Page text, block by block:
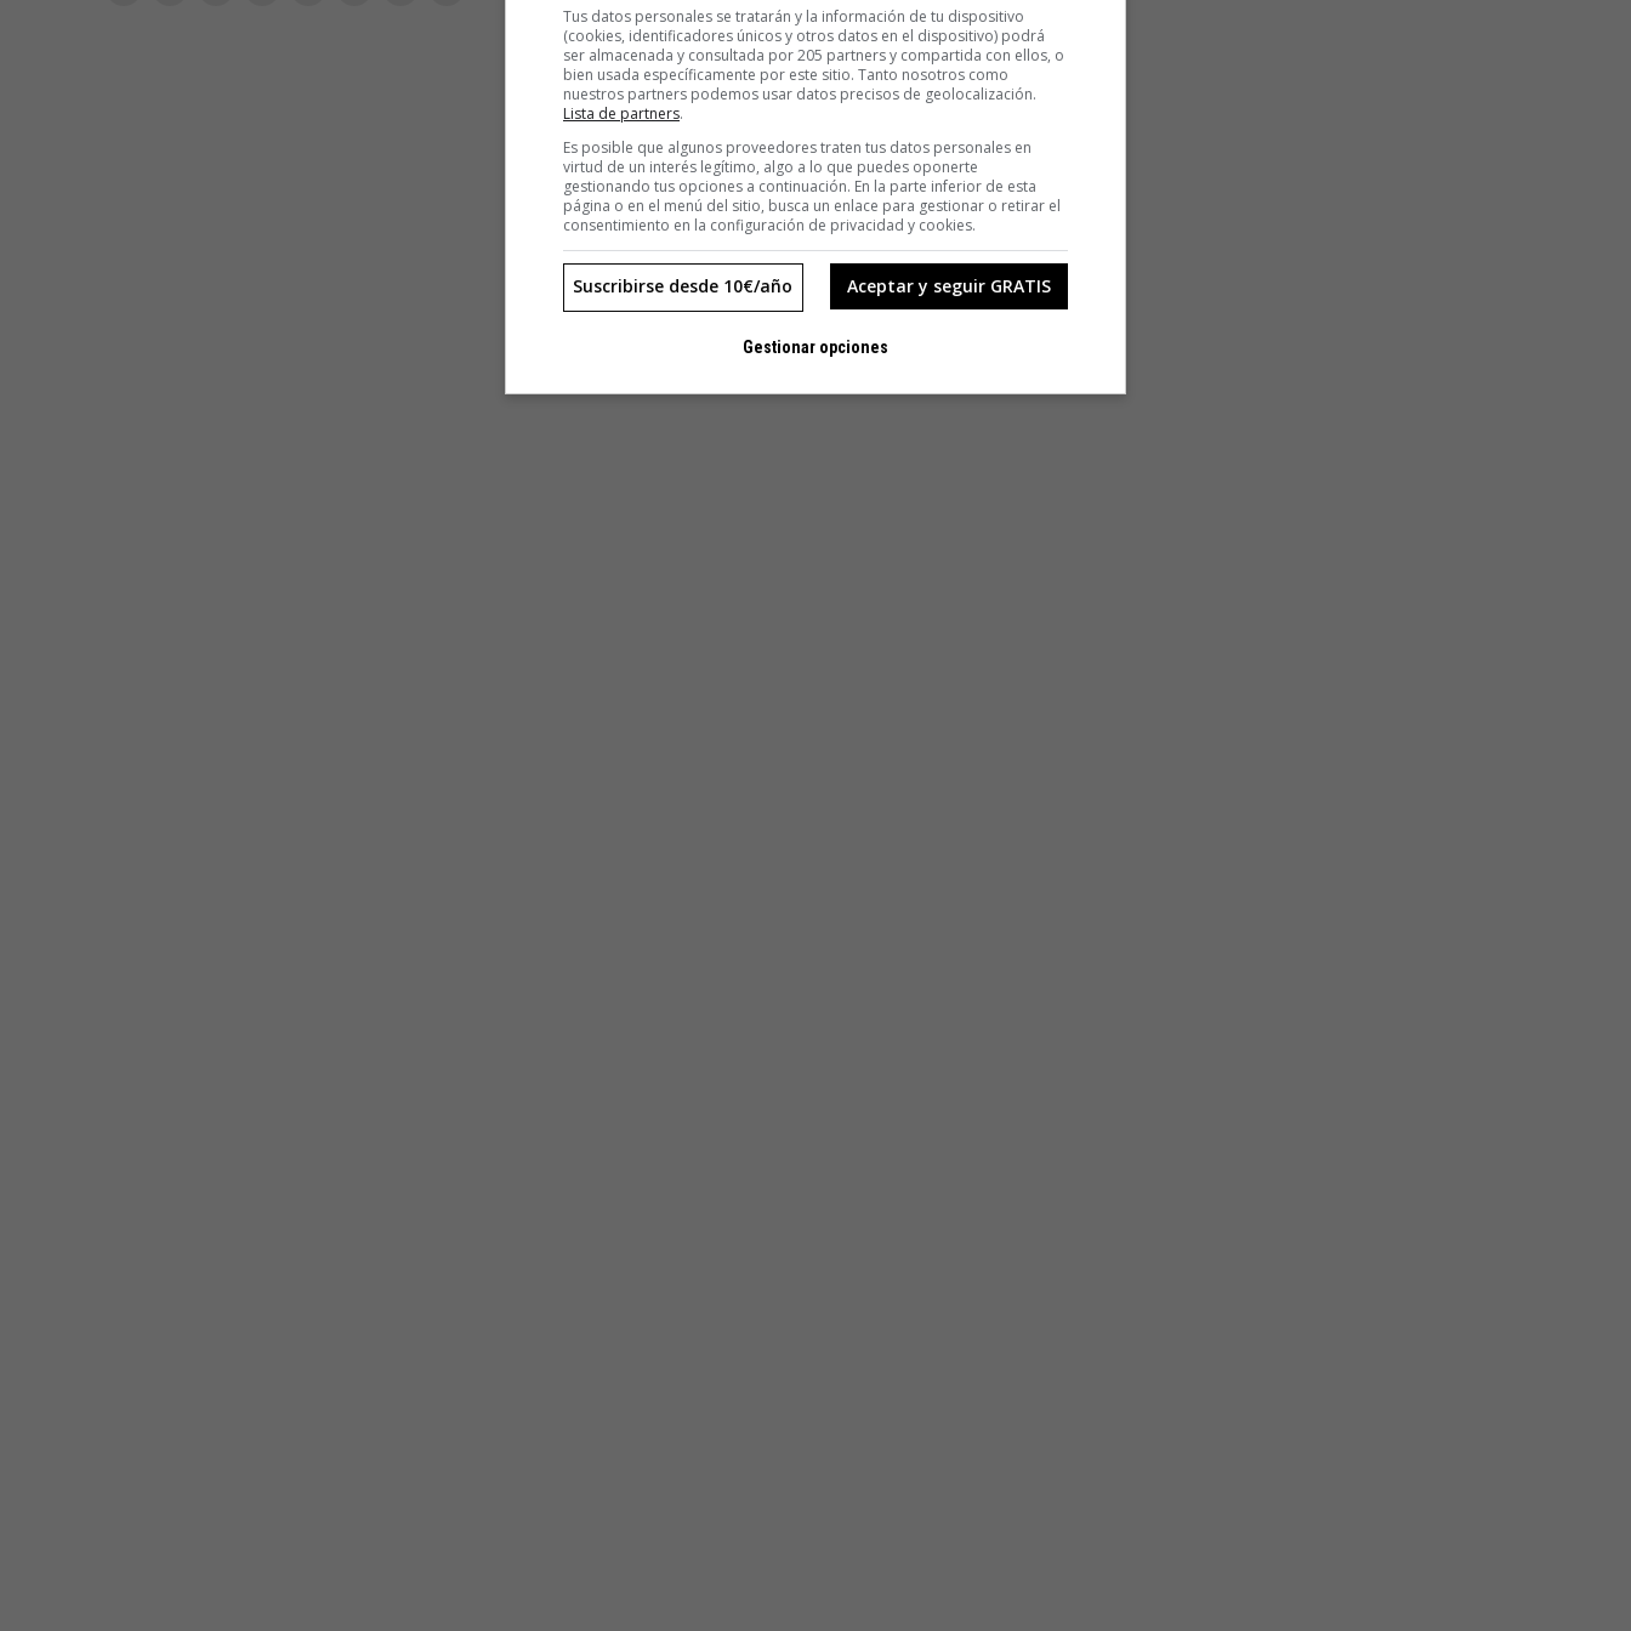
Tus datos personales se tratarán y la información de tu dispositivo
(cookies, identificadores únicos y otros datos en el dispositivo) podrá
ser almacenada y consultada por 205 partners y compartida con ellos, o
bien usada específicamente por este sitio. Tanto nosotros como
nuestros partners podemos usar datos precisos de geolocalización.
Lista de partners.
Es posible que algunos proveedores traten tus datos personales en
virtud de un interés legítimo, algo a lo que puedes oponerte
gestionando tus opciones a continuación. En la parte inferior de esta
página o en el menú del sitio, busca un enlace para gestionar o retirar el
consentimiento en la configuración de privacidad y cookies.
Aceptar y seguir GRATIS
Suscribirse desde 10€/año
Gestionar opciones